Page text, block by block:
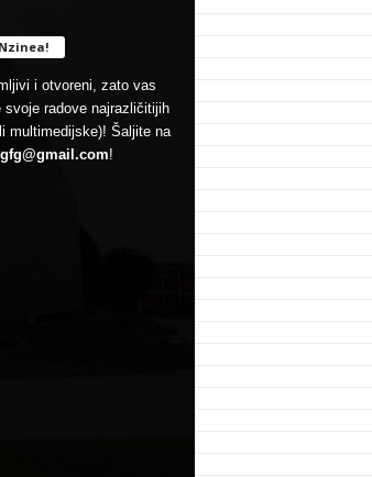
i otvoreni, zato vas
radove najrazličitijih
multimedijske)! Šaljite na
!